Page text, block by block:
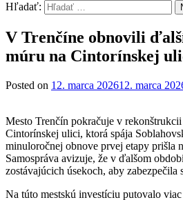
Hľadať:
V Trenčíne obnovili
múru na Cintorínskej
Posted on 12. marca 202612. marca
Mesto Trenčín pokračuje v
Cintorínskej ulici, ktorá spája
minuloročnej obnove prvej etapy prišla
Samospráva avizuje, že v ďalšom
zostávajúcich úsekoch, aby
Na túto mestskú investíciu putovalo